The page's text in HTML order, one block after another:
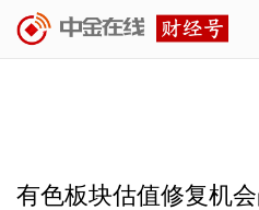
有色板块估值修复机